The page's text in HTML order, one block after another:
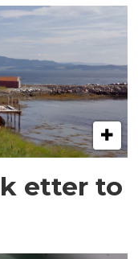
etter to